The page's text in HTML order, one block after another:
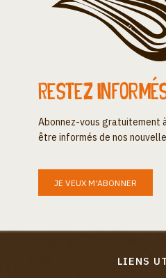
Restez
Abonnez-vous gratuitement
être informés de nos
JE VEUX M'ABONNER
LIENS